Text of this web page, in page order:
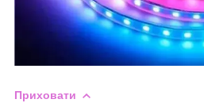
Приховати